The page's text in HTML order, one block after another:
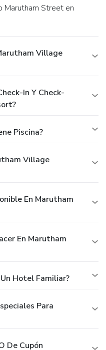
Village
In Y Check-
Piscina?
Village
En Marutham
En Marutham
Hotel Familiar?
Para
De Cupón